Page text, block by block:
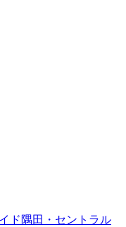
ド隅田・セントラル